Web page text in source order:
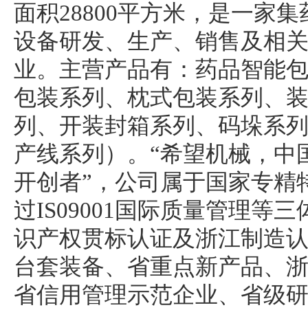
面积28800平方米，是一家
设备研发、生产、销售及相
业。主营产品有：药品智能
包装系列、枕式包装系列、
列、开装封箱系列、码垛系
产线系列）。“希望机械，
开创者”，公司属于国家专精
过IS09001国际质量管理等三
识产权贯标认证及浙江制造
台套装备、省重点新产品、
省信用管理示范企业、省级